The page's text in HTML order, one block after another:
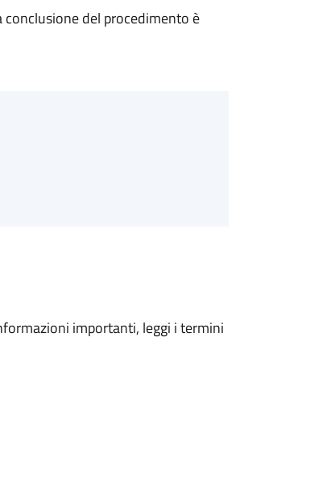
del procedimento è
importanti, leggi i termini